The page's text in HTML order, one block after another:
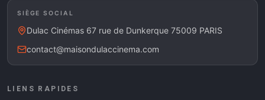
SIÈGE SOCIAL
Dulac Cinémas 67 rue de Dunkerque 75009 PARIS
contact@maisondulaccinema.com
LIENS RAPIDES